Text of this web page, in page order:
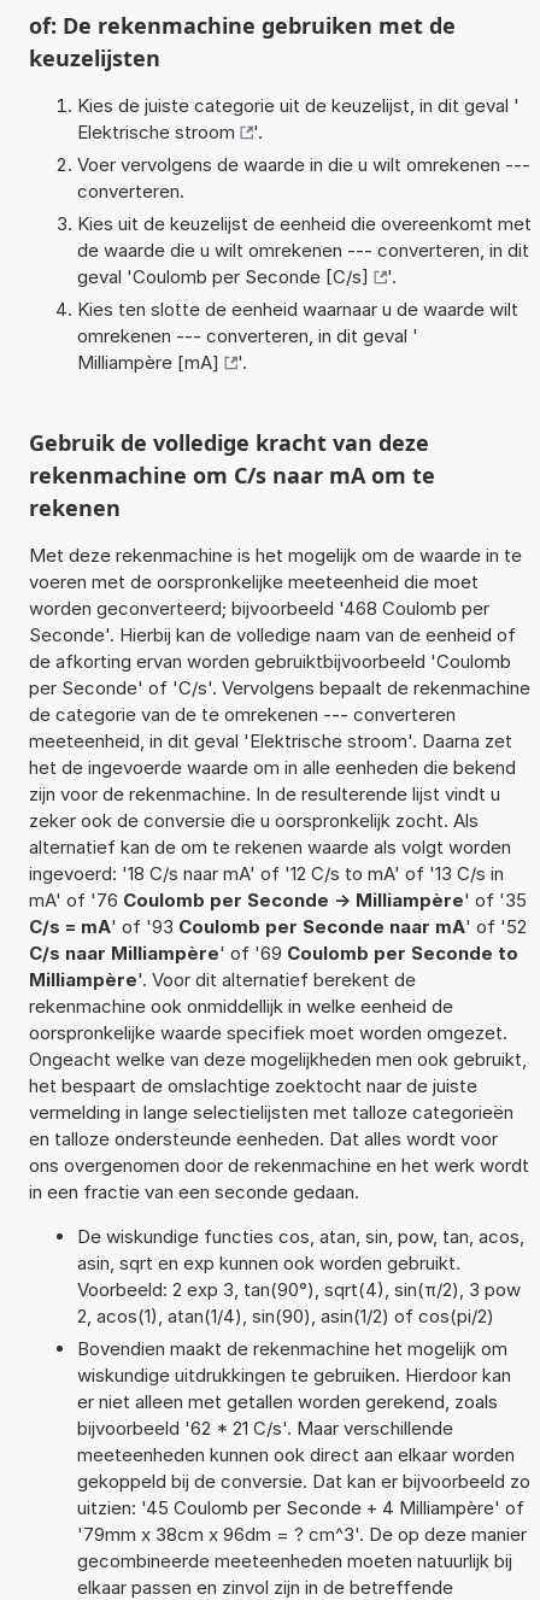
of: De rekenmachine gebruiken met de
keuzelijsten
Kies de juiste categorie uit de keuzelijst, in dit geval '
Elektrische stroom
'.
Voer vervolgens de waarde in die u wilt omrekenen ---
converteren.
Kies uit de keuzelijst de eenheid die overeenkomt met
de waarde die u wilt omrekenen --- converteren, in dit
geval 'Coulomb per Seconde [C/s]
'.
Kies ten slotte de eenheid waarnaar u de waarde wilt
omrekenen --- converteren, in dit geval '
Milliampère [mA]
'.
Gebruik de volledige kracht van deze
rekenmachine om C/s naar mA om te
rekenen
Met deze rekenmachine is het mogelijk om de waarde in te
voeren met de oorspronkelijke meeteenheid die moet
worden geconverteerd; bijvoorbeeld '468 Coulomb per
Seconde'. Hierbij kan de volledige naam van de eenheid of
de afkorting ervan worden gebruiktbijvoorbeeld 'Coulomb
per Seconde' of 'C/s'. Vervolgens bepaalt de rekenmachine
de categorie van de te omrekenen --- converteren
meeteenheid, in dit geval 'Elektrische stroom'. Daarna zet
het de ingevoerde waarde om in alle eenheden die bekend
zijn voor de rekenmachine. In de resulterende lijst vindt u
zeker ook de conversie die u oorspronkelijk zocht. Als
alternatief kan de om te rekenen waarde als volgt worden
ingevoerd: '18 C/s naar mA' of '12 C/s to mA' of '13 C/s in
mA' of '76 Coulomb per Seconde -> Milliampère' of '35
C/s = mA' of '93 Coulomb per Seconde naar mA' of '52
C/s naar Milliampère' of '69 Coulomb per Seconde to
Milliampère'. Voor dit alternatief berekent de
rekenmachine ook onmiddellijk in welke eenheid de
oorspronkelijke waarde specifiek moet worden omgezet.
Ongeacht welke van deze mogelijkheden men ook gebruikt,
het bespaart de omslachtige zoektocht naar de juiste
vermelding in lange selectielijsten met talloze categorieën
en talloze ondersteunde eenheden. Dat alles wordt voor
ons overgenomen door de rekenmachine en het werk wordt
in een fractie van een seconde gedaan.
De wiskundige functies cos, atan, sin, pow, tan, acos,
asin, sqrt en exp kunnen ook worden gebruikt.
Voorbeeld: 2 exp 3, tan(90°), sqrt(4), sin(π/2), 3 pow
2, acos(1), atan(1/4), sin(90), asin(1/2) of cos(pi/2)
Bovendien maakt de rekenmachine het mogelijk om
wiskundige uitdrukkingen te gebruiken. Hierdoor kan
er niet alleen met getallen worden gerekend, zoals
bijvoorbeeld '62 * 21 C/s'. Maar verschillende
meeteenheden kunnen ook direct aan elkaar worden
gekoppeld bij de conversie. Dat kan er bijvoorbeeld zo
uitzien: '45 Coulomb per Seconde + 4 Milliampère' of
'79mm x 38cm x 96dm = ? cm^3'. De op deze manier
gecombineerde meeteenheden moeten natuurlijk bij
elkaar passen en zinvol zijn in de betreffende